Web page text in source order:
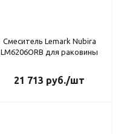
Смеситель Lemark Nubira
LM6206ORB для раковины
21 713 руб./шт